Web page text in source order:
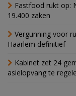
Fastfood rukt op:
19.400 zaken
Vergunning voor
Haarlem definitief
Kabinet zet 24
asielopvang te